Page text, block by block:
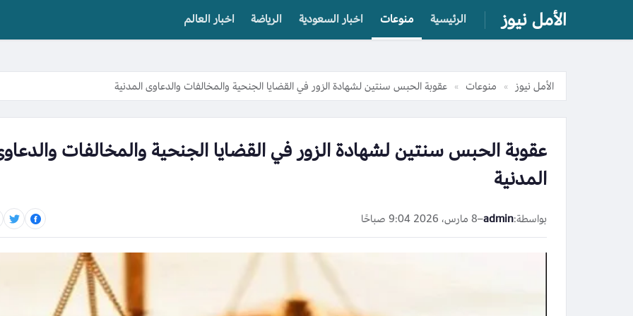
الأمل نيوز الرئيسية منوعات اخبار السعودية الرياضة اخبار العالم
الأمل نيوز » منوعات » عقوبة الحبس سنتين لشهادة الزور في القضايا الجنحية والمخالفات والدعاوى المدنية
عقوبة الحبس سنتين لشهادة الزور في القضايا الجنحية والمخالفات
المدنية
بواسطة:admin
–8 مارس، 2026 9:04 صباحًا